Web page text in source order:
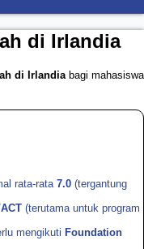
di Irlandia
di Irlandiabagi mahasiswa
rata-rata7.0 (tergantung
(terutama untuk program
mengikuti Foundation